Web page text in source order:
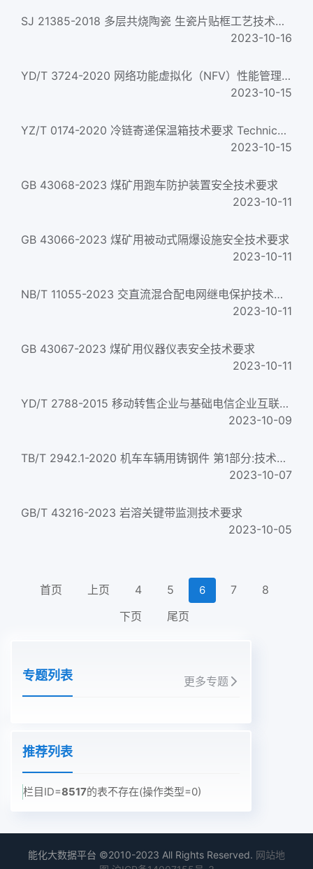
SJ 21385-2018 多层共烧陶瓷 生瓷片贴框工艺技术要求 Multilayer co-fired ceramic-Technical requirements for gre...
2023-10-16
YD/T 3724-2020 网络功能虚拟化（NFV）性能管理技术要求 Network functions virtualization (NFV) performance manageme...
2023-10-15
YZ/T 0174-2020 冷链寄递保温箱技术要求 Technical requirements for cold chain delivering insulation box...
2023-10-15
GB 43068-2023 煤矿用跑车防护装置安全技术要求
2023-10-11
GB 43066-2023 煤矿用被动式隔爆设施安全技术要求
2023-10-11
NB/T 11055-2023 交直流混合配电网继电保护技术要求
2023-10-11
GB 43067-2023 煤矿用仪器仪表安全技术要求
2023-10-11
YD/T 2788-2015 移动转售企业与基础电信企业互联业务接口技术要求 Technical requirements of the interface betwee...
2023-10-09
TB/T 2942.1-2020 机车车辆用铸钢件 第1部分:技术要求及检验 Steel castings for rolling stock&mdash;Part 1 : Tec...
2023-10-07
GB/T 43216-2023 岩溶关键带监测技术要求
2023-10-05
首页 上页 4 5 6 7
8
下页
尾页
专题列表 更多专题
推荐列表
栏目ID=8517的表不存在(操作类型=0)
能化大数据平台 ©2010-2023 All Rights Reserved. 网站地